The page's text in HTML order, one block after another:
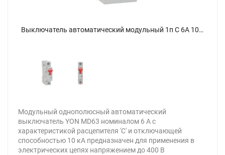
Выключатель автоматический модульный 1п C 6А 10кА MD63 YON MD63-1C6-10 - фото
Модульный однополюсный автоматический
выключатель YON MD63 номиналом 6 A с
характеристикой расцепителя 'C' и отключающей
способностью 10 кА предназначен для применения в
электрических цепях на­пряжением до 400 В